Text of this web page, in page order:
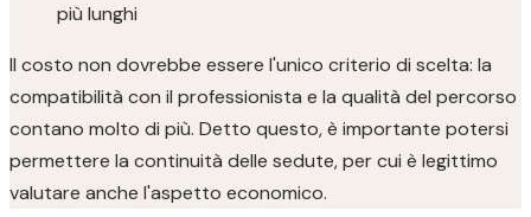
più lunghi
Il costo non dovrebbe essere l'unico criterio di scelta: la
compatibilità con il professionista e la qualità del percorso
contano molto di più. Detto questo, è importante potersi
permettere la continuità delle sedute, per cui è legittimo
valutare anche l'aspetto economico.